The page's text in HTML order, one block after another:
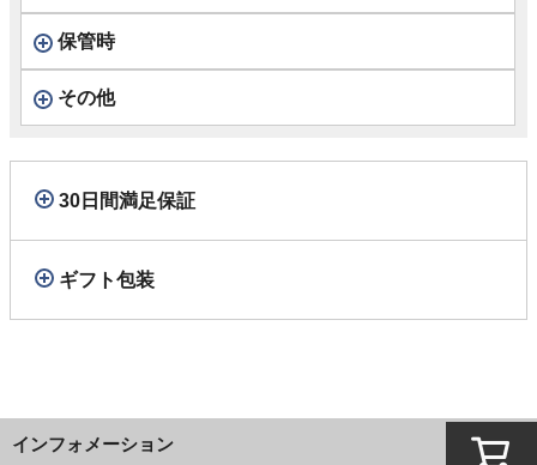
保管時
その他
30日間満足保証
ギフト包装
インフォメーション